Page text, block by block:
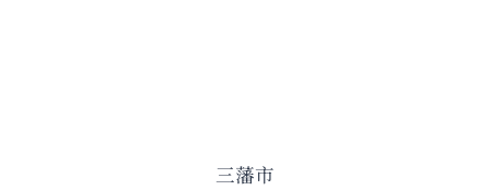
三藩市